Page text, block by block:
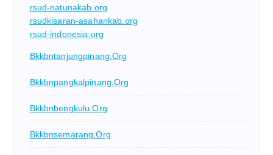
rsud-natunakab.org
rsudkisaran-asahankab.org
rsud-indonesia.org
Bkkbntanjungpinang.org
Bkkbnpangkalpinang.org
Bkkbnbengkulu.org
Bkkbnsemarang.org